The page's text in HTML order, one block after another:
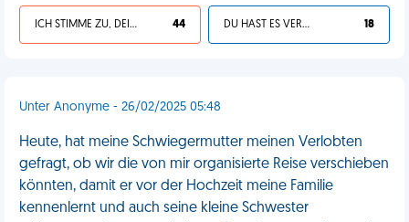
ICH STIMME ZU, DEIN LEBEN IST SCHEISSE 44 DU HAST ES VERDIENT 18
Unter Anonyme - 26/02/2025 05:48
Heute, hat meine Schwiegermutter meinen Verlobten
gefragt, ob wir die von mir organisierte Reise verschieben
könnten, damit er vor der Hochzeit meine Familie
kennenlernt und auch seine kleine Schwester